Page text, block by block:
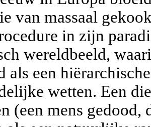
van massaal
in zijn
wereldbeeld,
als een
wetten. Een
(een mens